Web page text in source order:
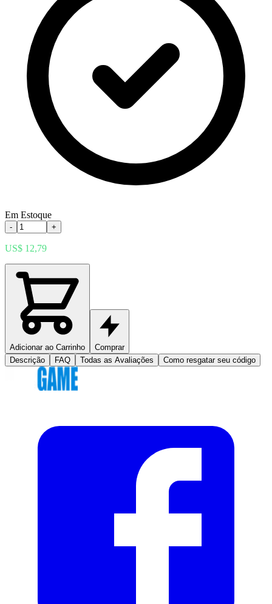
Em Estoque
- +
US$ 12,79
Adicionar ao Carrinho
Comprar
Descrição
FAQ Todas as Avaliações Como resgatar seu código